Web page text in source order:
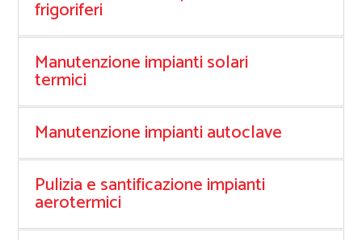
frigoriferi
Manutenzione impianti solari
termici
Manutenzione impianti autoclave
Pulizia e santificazione impianti
aerotermici